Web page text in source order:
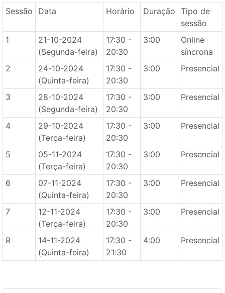
Sessão
Data Horário Duração Tipo de
sessão
1
21-10-2024
(Segunda-feira)
17:30 -
20:30
3:00
Online
síncrona
2
24-10-2024
(Quinta-feira)
17:30 -
20:30
3:00 Presencial
3
28-10-2024
(Segunda-feira)
17:30 -
20:30
3:00 Presencial
4
29-10-2024
(Terça-feira)
17:30 -
20:30
3:00 Presencial
5
05-11-2024
(Terça-feira)
17:30 -
20:30
3:00 Presencial
6
07-11-2024
(Quinta-feira)
17:30 -
20:30
3:00 Presencial
7
12-11-2024
(Terça-feira)
17:30 -
20:30
3:00 Presencial
8
14-11-2024
(Quinta-feira)
17:30 -
21:30
4:00 Presencial